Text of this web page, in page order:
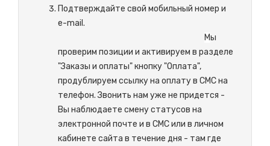
Подтверждайте свой мобильный номер и
e-mail.
Мы
проверим позиции и активируем в разделе
"Заказы и оплаты" кнопку "Оплата",
продублируем ссылку на оплату в СМС на
телефон. Звонить нам уже не придется -
Вы наблюдаете смену статусов на
электронной почте и в СМС или в личном
кабинете сайта в течение дня - там где